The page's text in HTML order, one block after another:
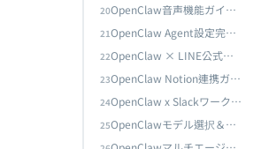
20 OpenClaw音声機能ガイド：ElevenLabs TTS＆Whisper音声認識の統合
21 OpenClaw Agent設定完全ガイド：作成・設定から高度な管理まで
22 OpenClaw × LINE公式アカウント連携完全ガイド：Messaging APIからエンタープライズグレードAIカスタマーサービスエージェントまで
23 OpenClaw Notion連携ガイド：AIエージェントによるナレッジマネジメントワークフローの自動化
24 OpenClaw x Slackワークスペース連携完全ガイド：Bot Token設定からチームAI自動化まで
25 OpenClawモデル選択＆APIプロバイダー完全ガイド：Claude、GPT、Gemini、DeepSeek実機ベンチマークと最適構成